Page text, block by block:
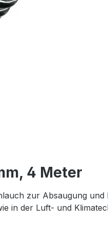
4 Meter
zur Absaugung und
in der Luft- und